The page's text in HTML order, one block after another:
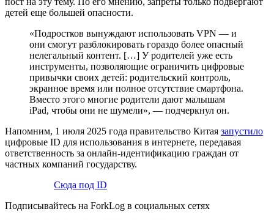
детей еще большей опасности.
«Подростков вынуждают использовать VPN — и
они смогут разблокировать гораздо более опасный
нелегальный контент. […] У родителей уже есть
инструменты, позволяющие ограничить цифровые
привычки своих детей: родительский контроль,
экранное время или полное отсутствие смартфона.
Вместо этого многие родители дают малышам
iPad, чтобы они не шумели», — подчеркнул он.
Напомним, 1 июля 2025 года правительство Китая запустило
цифровые ID для использования в интернете, передавая
ответственность за онлайн-идентификацию граждан от
частных компаний государству.
Сюда под ID
Подписывайтесь на ForkLog в социальных сетях